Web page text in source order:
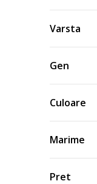
Varsta
Gen
Culoare
Marime
Pret